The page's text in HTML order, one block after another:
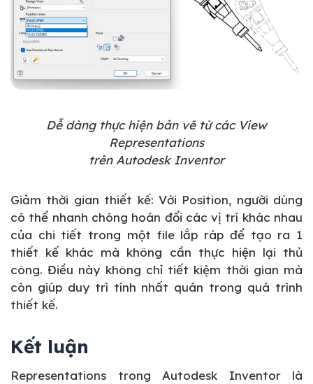
Dễ dàng thực hiện bản vẽ từ các View
Representations
trên Autodesk Inventor
Giảm thời gian thiết kế: Với Position, người dùng
có thể nhanh chóng hoán đổi các vị trí khác nhau
của chi tiết trong một file lắp ráp để tạo ra 1
thiết kế khác mà không cần thực hiện lại thủ
công. Điều này không chỉ tiết kiệm thời gian mà
còn giúp duy trì tính nhất quán trong quá trình
thiết kế.
Kết luận
Representations trong Autodesk Inventor là